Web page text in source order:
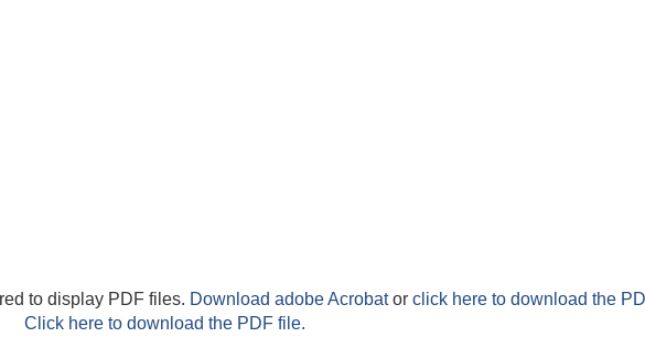
to display PDF files. Download adobe Acrobator click here to download the
Click here to download the PDF file.